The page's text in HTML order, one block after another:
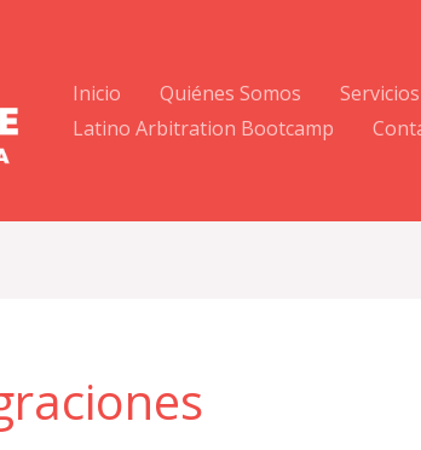
Inicio Quiénes Somos Servicios
Latino Arbitration Bootcamp